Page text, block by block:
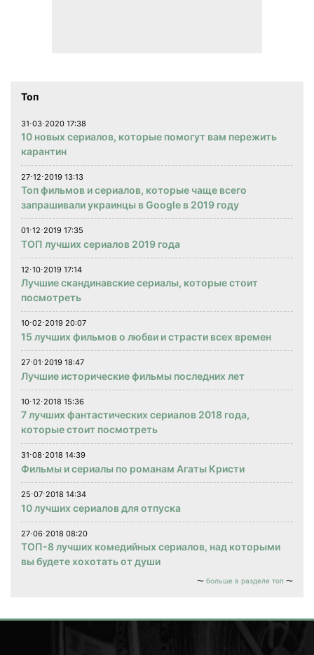
Топ
31⋅03⋅2020 17:38
10 новых сериалов, которые помогут вам пережить
карантин
27⋅12⋅2019 13:13
Топ фильмов и сериалов, которые чаще всего
запрашивали украинцы в Google в 2019 году
01⋅12⋅2019 17:35
ТОП лучших сериалов 2019 года
12⋅10⋅2019 17:14
Лучшие скандинавские сериалы, которые стоит
посмотреть
10⋅02⋅2019 20:07
15 лучших фильмов о любви и страсти всех времен
27⋅01⋅2019 18:47
Лучшие исторические фильмы последних лет
10⋅12⋅2018 15:36
7 лучших фантастических сериалов 2018 года,
которые стоит посмотреть
31⋅08⋅2018 14:39
Фильмы и сериалы по романам Агаты Кристи
25⋅07⋅2018 14:34
10 лучших сериалов для отпуска
27⋅06⋅2018 08:20
ТОП-8 лучших комедийных сериалов, над которыми
вы будете хохотать от души
больше в разделе топ